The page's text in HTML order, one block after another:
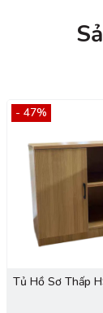
- 47%
Tủ Hồ Sơ Thấp